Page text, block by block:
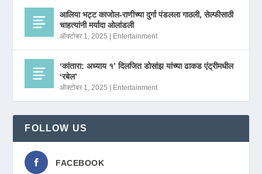
आलिया भट्ट काजोल-राणीच्या दुर्गा पंडलला गाठली, सेल्फीसाठी
चाहत्यांनी मर्यादा ओलांडली
ऑक्टोबर 1, 2025 | Entertainment
‘कांतारा: अध्याय १’ दिलजित डोसांझ यांच्या ढाकड एंट्रीमधील
‘रबेल’
ऑक्टोबर 1, 2025 | Entertainment
FOLLOW US
FACEBOOK